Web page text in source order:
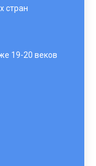
стран
19-20 веков